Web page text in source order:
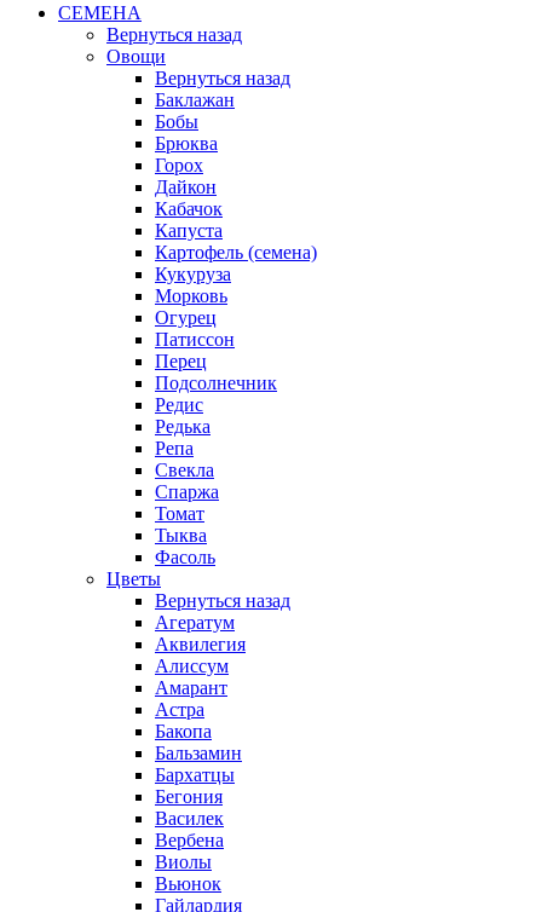
СЕМЕНА
Вернуться назад
Овощи
Вернуться назад
Баклажан
Бобы
Брюква
Горох
Дайкон
Кабачок
Капуста
Картофель (семена)
Кукуруза
Морковь
Огурец
Патиссон
Перец
Подсолнечник
Редис
Редька
Репа
Свекла
Спаржа
Томат
Тыква
Фасоль
Цветы
Вернуться назад
Агератум
Аквилегия
Алиссум
Амарант
Астра
Бакопа
Бальзамин
Бархатцы
Бегония
Василек
Вербена
Виолы
Вьюнок
Гайлардия